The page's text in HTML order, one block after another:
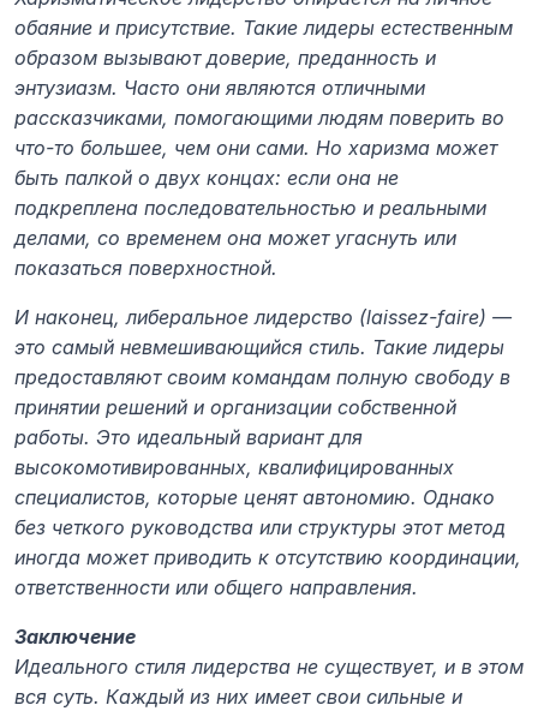
обаяние и присутствие. Такие лидеры естественным
образом вызывают доверие, преданность и
энтузиазм. Часто они являются отличными
рассказчиками, помогающими людям поверить во
что-то большее, чем они сами. Но харизма может
быть палкой о двух концах: если она не
подкреплена последовательностью и реальными
делами, со временем она может угаснуть или
показаться поверхностной.
И наконец, либеральное лидерство (laissez-faire) —
это самый невмешивающийся стиль. Такие лидеры
предоставляют своим командам полную свободу в
принятии решений и организации собственной
работы. Это идеальный вариант для
высокомотивированных, квалифицированных
специалистов, которые ценят автономию. Однако
без четкого руководства или структуры этот метод
иногда может приводить к отсутствию координации,
ответственности или общего направления.
Заключение
Идеального стиля лидерства не существует, и в этом
вся суть. Каждый из них имеет свои сильные и